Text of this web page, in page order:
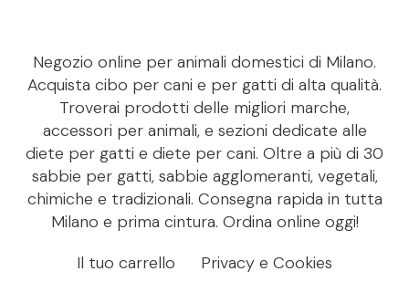
Negozio online per animali domestici di Milano.
Acquista cibo per cani e per gatti di alta qualità.
Troverai prodotti delle migliori marche,
accessori per animali, e sezioni dedicate alle
diete per gatti e diete per cani. Oltre a più di 30
sabbie per gatti, sabbie agglomeranti, vegetali,
chimiche e tradizionali. Consegna rapida in tutta
Milano e prima cintura. Ordina online oggi!
Il tuo carrello
Privacy e Cookies